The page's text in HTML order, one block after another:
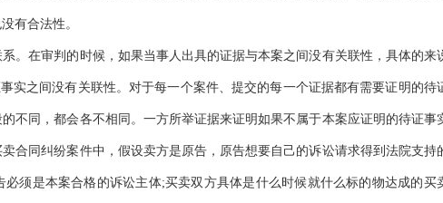
有合法性。
。在审判的时候，如果当事人出具的证据与本案之间没有关联性，具体的来
实之间没有关联性。对于每一个案件、提交的每一个证据都有需要证明的待
不同，都会各不相同。一方所举证据来证明如果不属于本案应证明的待证事
合同纠纷案件中，假设卖方是原告，原告想要自己的诉讼请求得到法院支持
须是本案合格的诉讼主体;买卖双方具体是什么时候就什么标的物达成的买